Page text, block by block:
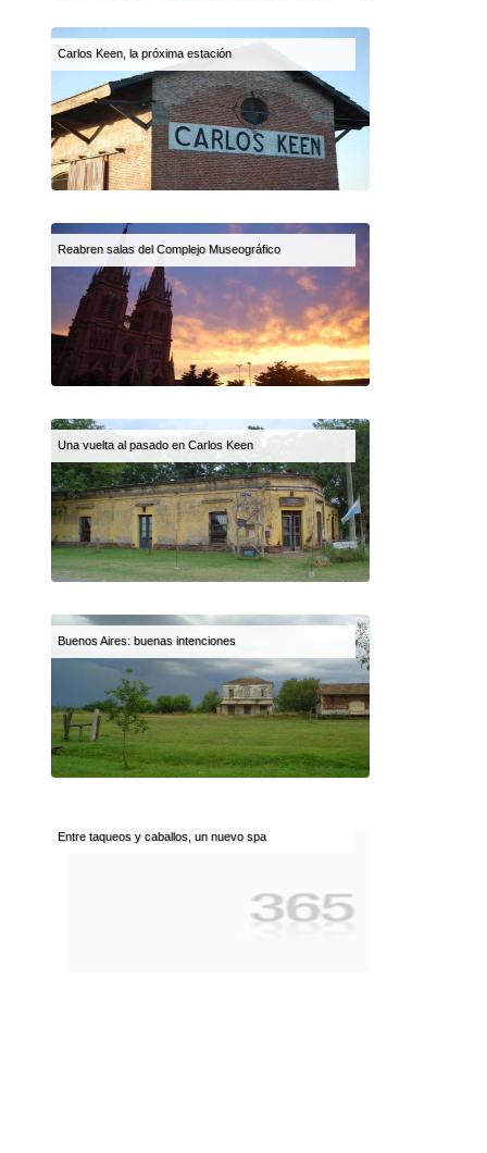
Carlos Keen, la próxima estación
Reabren salas del Complejo Museográfico
Una vuelta al pasado en Carlos Keen
Buenos Aires: buenas intenciones
Entre taqueos y caballos, un nuevo spa